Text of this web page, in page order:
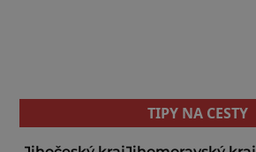
TIPY NA CESTY